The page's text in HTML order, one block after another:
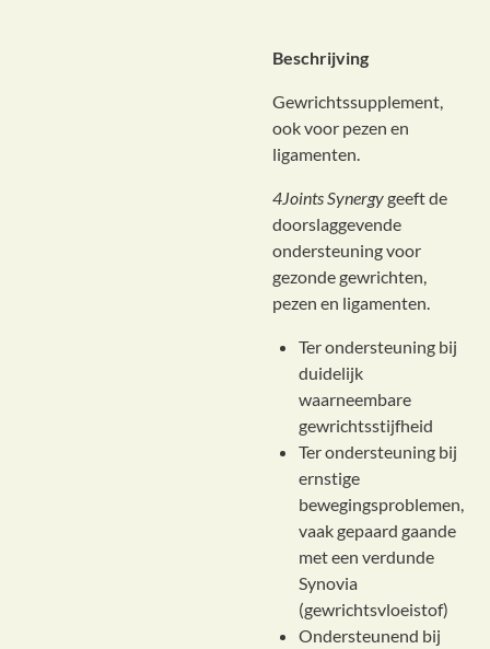
Beschrijving
Gewrichtssupplement,
ook voor pezen en
ligamenten.
4Joints Synergygeeft de
doorslaggevende
ondersteuning voor
gezonde gewrichten,
pezen en ligamenten.
Ter ondersteuning bij
duidelijk
waarneembare
gewrichtsstijfheid
Ter ondersteuning bij
ernstige
bewegingsproblemen,
vaak gepaard gaande
met een verdunde
Synovia
(gewrichtsvloeistof)
Ondersteunend bij